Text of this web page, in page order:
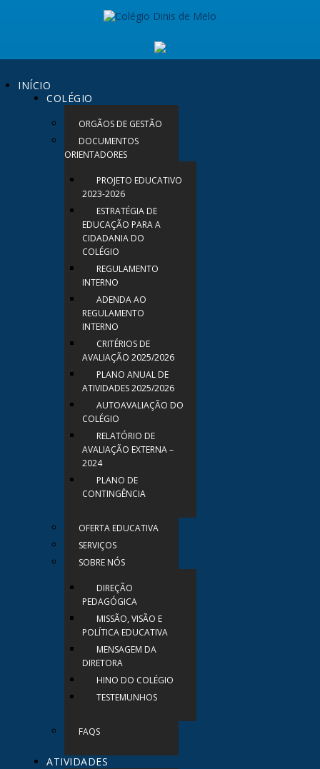
INÍCIO
COLÉGIO
ORGÃOS DE GESTÃO
DOCUMENTOS
ORIENTADORES
PROJETO EDUCATIVO
2023-2026
ESTRATÉGIA DE
EDUCAÇÃO PARA A
CIDADANIA DO
COLÉGIO
REGULAMENTO
INTERNO
ADENDA AO
REGULAMENTO
INTERNO
CRITÉRIOS DE
AVALIAÇÃO 2025/2026
PLANO ANUAL DE
ATIVIDADES 2025/2026
AUTOAVALIAÇÃO DO
COLÉGIO
RELATÓRIO DE
AVALIAÇÃO EXTERNA –
2024
PLANO DE
CONTINGÊNCIA
OFERTA EDUCATIVA
SERVIÇOS
SOBRE NÓS
DIREÇÃO
PEDAGÓGICA
MISSÃO, VISÃO E
POLÍTICA EDUCATIVA
MENSAGEM DA
DIRETORA
HINO DO COLÉGIO
TESTEMUNHOS
FAQS
ATIVIDADES